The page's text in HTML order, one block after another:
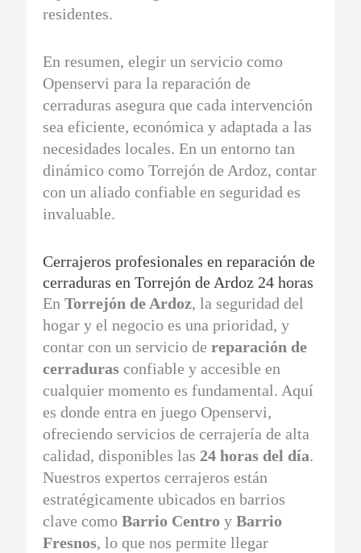
residentes.
En resumen, elegir un servicio como
Openservi para la reparación de
cerraduras asegura que cada intervención
sea eficiente, económica y adaptada a las
necesidades locales. En un entorno tan
dinámico como Torrejón de Ardoz, contar
con un aliado confiable en seguridad es
invaluable.
Cerrajeros profesionales en reparación de
cerraduras en Torrejón de Ardoz 24 horas
EnTorrejón de Ardoz, la seguridad del
hogar y el negocio es una prioridad, y
contar con un servicio dereparación de
cerraduras confiable y accesible en
cualquier momento es fundamental. Aquí
es donde entra en juego Openservi,
ofreciendo servicios de cerrajería de alta
calidad, disponibles las 24 horas del día.
Nuestros expertos cerrajeros están
estratégicamente ubicados en barrios
clave comoBarrio Centro yBarrio
Fresnos, lo que nos permite llegar